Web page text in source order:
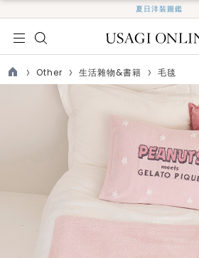
夏日洋裝圖鑑
TOP
Other 生活雜物&書籍 毛毯